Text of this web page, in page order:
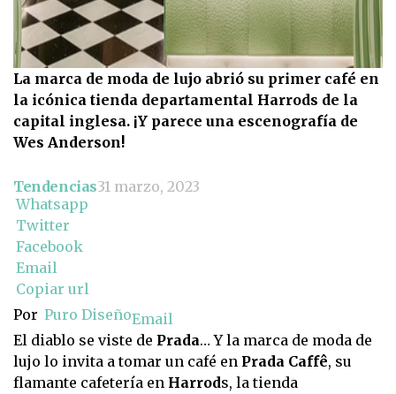
La marca de moda de lujo abrió su primer café en
la icónica tienda departamental Harrods de la
capital inglesa. ¡Y parece una escenografía de
Wes Anderson!
Tendencias31 marzo, 2023
Whatsapp
Twitter
Facebook
Email
Copiar url
Por Puro DiseñoEmail
El diablo se viste de Prada… Y la marca de moda de
lujo lo invita a tomar un café en Prada Caffê, su
flamante cafetería en Harrods, la tienda